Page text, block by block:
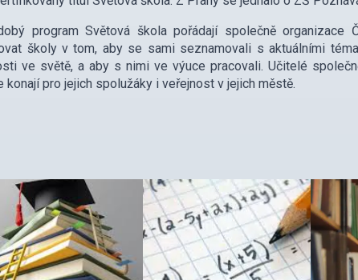
program Světová škola pořádají společně
školy v tom, aby se sami seznamovali s aktuálními
ve světě, a aby s nimi ve výuce pracovali. Učitelé
konají pro jejich spolužáky i veřejnost v jejich městě.